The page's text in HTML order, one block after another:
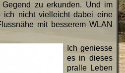
zu erkunden. Und im
ich nicht vielleicht dabei eine
mit besserem WLAN
Ich geniesse
es in dieses
pralle Leben